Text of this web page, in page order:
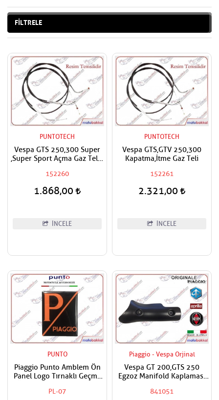
FİLTRELE
PUNTOTECH
Vespa GTS 250,300 Super
,Super Sport Açma Gaz Teli -
152260
1.868,00
İNCELE
PUNTOTECH
Vespa GTS,GTV 250,300
Kapatma,İtme Gaz Teli
152261
2.321,00
İNCELE
PUNTO
Piaggio Punto Amblem Ön
Panel Logo Tırnaklı Geçme
Turuncu-siyah
PL-07
Piaggio - Vespa Orjinal
Vespa GT 200,GTS 250
Egzoz Manifold Kaplaması
841051